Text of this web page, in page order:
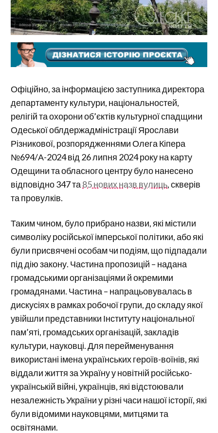
Офіційно, за інформацією заступника директора
департаменту культури, національностей,
релігій та охорони об’єктів культурної спадщини
Одеської облдержадміністрації Ярослави
Різникової, розпорядженнями Олега Кіпера
№694/А-2024 від 26 липня 2024 року на карту
Одещини та обласного центру було нанесено
відповідно 347 та85 нових назв вулиць, скверів
та провулків.
Таким чином, було прибрано назви, які містили
символіку російської імперської політики, або які
були присвячені особам чи подіям, що підпадали
під дію закону. Частина пропозицій – надана
громадськими організаціями й окремими
громадянами. Частина – напрацьовувалась в
дискусіях в рамках робочої групи, до складу якої
увійшли представники Інституту національної
пам’яті, громадських організацій, закладів
культури, науковці. Для перейменування
використані імена українських героїв-воїнів, які
віддали життя за Україну у новітній російсько-
українській війні, українців, які відстоювали
незалежність України у різні часи нашої історії, які
були відомими науковцями, митцями та
освітянами.